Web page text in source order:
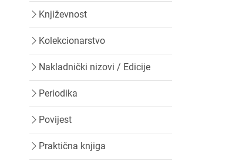
Književnost
Kolekcionarstvo
Nakladnički nizovi / Edicije
Periodika
Povijest
Praktična knjiga